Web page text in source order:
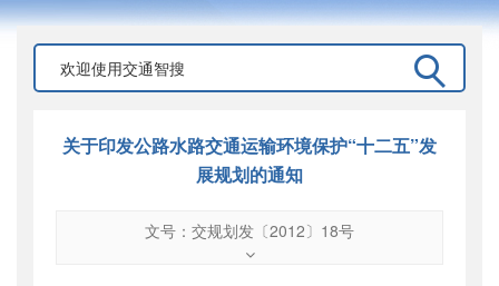
关于印发公路水路交通运输环境保护“十二五”发
展规划的通知
文号：交规划发〔2012〕18号
交规划发〔2012〕18号